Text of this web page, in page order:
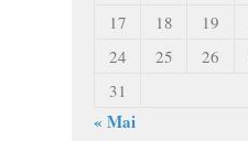
17
18 19
24
25 26
31
« Mai